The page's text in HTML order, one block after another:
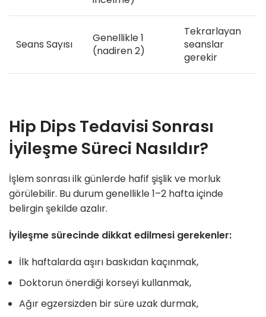
Seans Sayısı
Genellikle 1
(nadiren 2)
Tekrarlayan
seanslar
gerekir
Hip Dips Tedavisi Sonrası
İyileşme Süreci Nasıldır?
İşlem sonrası ilk günlerde hafif şişlik ve morluk
görülebilir. Bu durum genellikle 1–2 hafta içinde
belirgin şekilde azalır.
İyileşme sürecinde dikkat edilmesi gerekenler:
İlk haftalarda aşırı baskıdan kaçınmak,
Doktorun önerdiği korseyi kullanmak,
Ağır egzersizden bir süre uzak durmak,